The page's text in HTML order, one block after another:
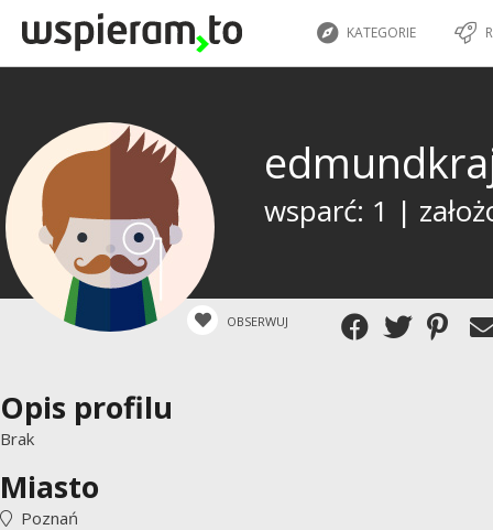
KATEGORIE
wsparć: 1 |
OBSERWUJ
Opis profilu
Brak
Miasto
Poznań